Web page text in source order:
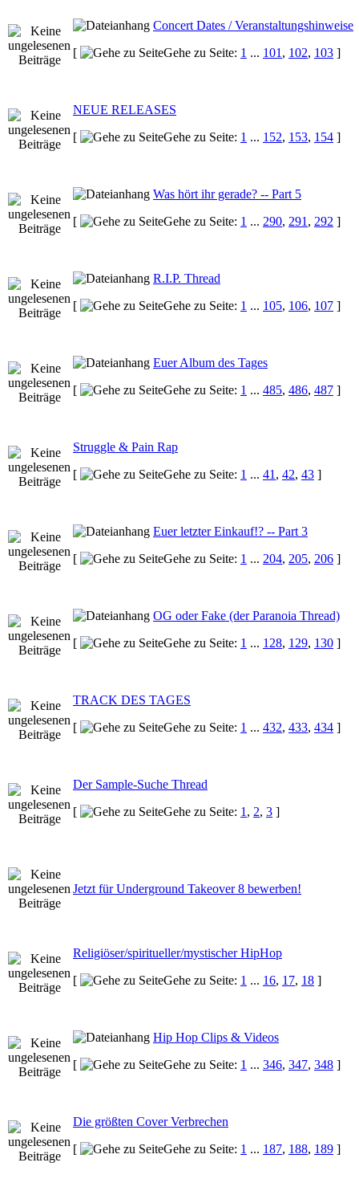
Concert Dates / Veranstaltungshinweise
[
Gehe zu Seite: 1 ... 101 , 102, 103 ]
NEUE RELEASES
[
Gehe zu Seite: 1 ... 152, 153, 154 ]
Was hört ihr gerade? -- Part 5
[
Gehe zu Seite: 1 ... 290, 291 , 292 ]
R.I.P. Thread
[
Gehe zu Seite: 1 ... 105, 106, 107 ]
Euer Album des Tages
[
Gehe zu Seite: 1 ... 485, 486, 487 ]
Struggle & Pain Rap
[
Gehe zu Seite: 1 ... 41 , 42, 43 ]
Euer letzter Einkauf!? -- Part 3
[
Gehe zu Seite: 1 ... 204, 205, 206 ]
OG oder Fake (der Paranoia Thread)
[
Gehe zu Seite: 1 ... 128, 129, 130 ]
TRACK DES TAGES
[
Gehe zu Seite: 1 ... 432, 433, 434 ]
Der Sample-Suche Thread
[
Gehe zu Seite: 1 , 2, 3 ]
Jetzt für Underground Takeover 8 bewerben!
Religiöser/spiritueller/mystischer HipHop
[
Gehe zu Seite: 1 ... 16, 17, 18 ]
Hip Hop Clips & Videos
[
Gehe zu Seite: 1 ... 346, 347, 348 ]
Die größten Cover Verbrechen
[
Gehe zu Seite: 1 ... 187, 188, 189 ]